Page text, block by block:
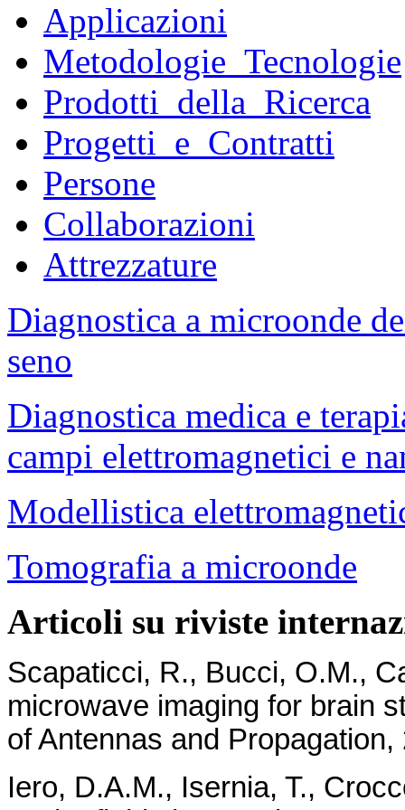
Applicazioni
Metodologie_Tecnologie
Prodotti_della_Ricerca
Progetti_e_Contratti
Persone
Collaborazioni
Attrezzature
Diagnostica a microonde
seno
Diagnostica medica e
campi elettromagnetici e
Modellistica
Tomografia a microonde
Articoli su riviste
Scapaticci, R., Bucci, O.M.,
microwave imaging for brain
of Antennas and
Iero, D.A.M., Isernia, T.,